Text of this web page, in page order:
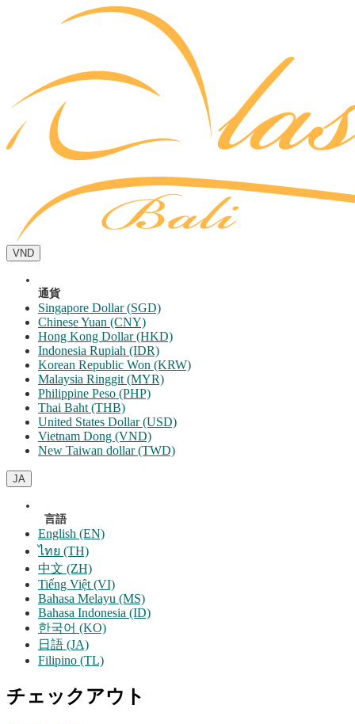
VND
通貨
Singapore Dollar (SGD)
Chinese Yuan (CNY)
Hong Kong Dollar (HKD)
Indonesia Rupiah (IDR)
Korean Republic Won (KRW)
Malaysia Ringgit (MYR)
Philippine Peso (PHP)
Thai Baht (THB)
United States Dollar (USD)
Vietnam Dong (VND)
New Taiwan dollar (TWD)
JA
言語
English (EN)
ไทย (TH)
中文 (ZH)
Tiếng Việt (VI)
Bahasa Melayu (MS)
Bahasa Indonesia (ID)
한국어 (KO)
日語 (JA)
Filipino (TL)
チェックアウト